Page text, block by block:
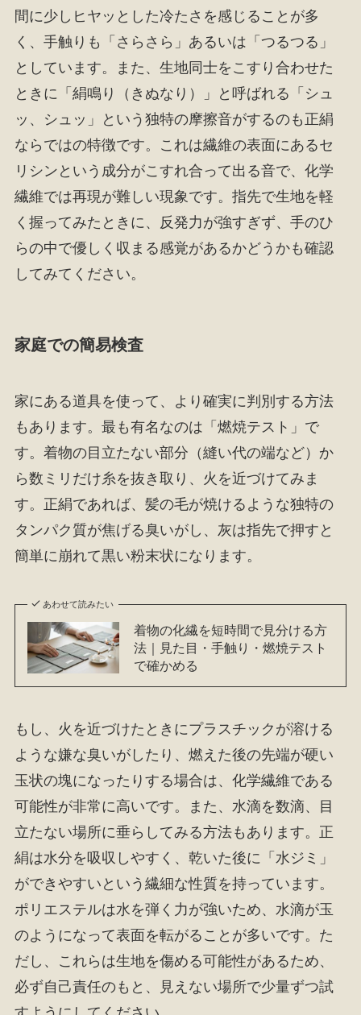
間に少しヒヤッとした冷たさを感じることが多
く、手触りも「さらさら」あるいは「つるつる」
としています。また、生地同士をこすり合わせた
ときに「絹鳴り（きぬなり）」と呼ばれる「シュ
ッ、シュッ」という独特の摩擦音がするのも正絹
ならではの特徴です。これは繊維の表面にあるセ
リシンという成分がこすれ合って出る音で、化学
繊維では再現が難しい現象です。指先で生地を軽
く握ってみたときに、反発力が強すぎず、手のひ
らの中で優しく収まる感覚があるかどうかも確認
してみてください。
家庭での簡易検査
家にある道具を使って、より確実に判別する方法
もあります。最も有名なのは「燃焼テスト」で
す。着物の目立たない部分（縫い代の端など）か
ら数ミリだけ糸を抜き取り、火を近づけてみま
す。正絹であれば、髪の毛が焼けるような独特の
タンパク質が焦げる臭いがし、灰は指先で押すと
簡単に崩れて黒い粉末状になります。
あわせて読みたい
着物の化繊を短時間で見分ける方
法｜見た目・手触り・燃焼テスト
で確かめる
もし、火を近づけたときにプラスチックが溶ける
ような嫌な臭いがしたり、燃えた後の先端が硬い
玉状の塊になったりする場合は、化学繊維である
可能性が非常に高いです。また、水滴を数滴、目
立たない場所に垂らしてみる方法もあります。正
絹は水分を吸収しやすく、乾いた後に「水ジミ」
ができやすいという繊細な性質を持っています。
ポリエステルは水を弾く力が強いため、水滴が玉
のようになって表面を転がることが多いです。た
だし、これらは生地を傷める可能性があるため、
必ず自己責任のもと、見えない場所で少量ずつ試